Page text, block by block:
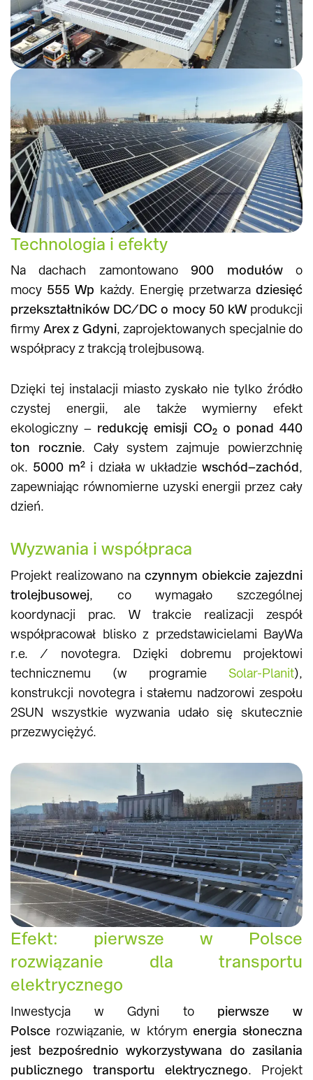
Technologia i efekty
Na dachach zamontowano900 modułówo
mocy 555 Wp każdy. Energię przetwarzadziesięć
przekształtników DC/DC o mocy 50 kWprodukcji
firmy Arex z Gdyni, zaprojektowanych specjalnie do
współpracy z trakcją trolejbusową.
Dzięki tej instalacji miasto zyskało nie tylko źródło
czystej energii, ale także wymierny efekt
ekologiczny – redukcję emisji CO₂ o ponad 440
ton rocznie. Cały system zajmuje powierzchnię
ok. 5000 m² i działa w układziewschód–zachód,
zapewniając równomierne uzyski energii przez cały
dzień.
Wyzwania i współpraca
Projekt realizowano na czynnym obiekcie zajezdni
trolejbusowej, co wymagało szczególnej
koordynacji prac. W trakcie realizacji zespół
współpracował blisko z przedstawicielami BayWa
r.e. / novotegra. Dzięki dobremu projektowi
technicznemu (w programie Solar-Planit),
konstrukcji novotegra i stałemu nadzorowi zespołu
2SUN wszystkie wyzwania udało się skutecznie
przezwyciężyć.
Efekt: pierwsze w Polsce
rozwiązanie dla transportu
elektrycznego
Inwestycja w Gdyni to pierwsze w
Polsce rozwiązanie, w którym energia słoneczna
jest bezpośrednio wykorzystywana do zasilania
publicznego transportu elektrycznego. Projekt